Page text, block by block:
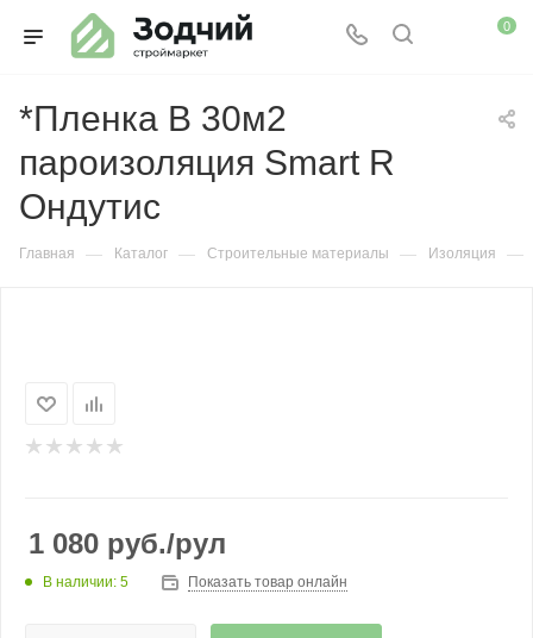
0
*Пленка B 30м2
пароизоляция Smart R
Ондутис
Главная — Каталог — Строительные материалы — Изоляция —
1 080 руб./рул
В наличии: 5 Показать товар онлайн